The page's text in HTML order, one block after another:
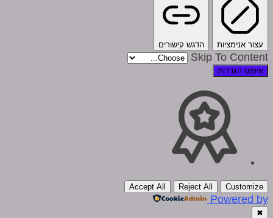
עצור אנימציות הדגש קישורים
Skip To Content
איפוס הגדרות
Customize
Reject All
Accept All
Powered by
✖